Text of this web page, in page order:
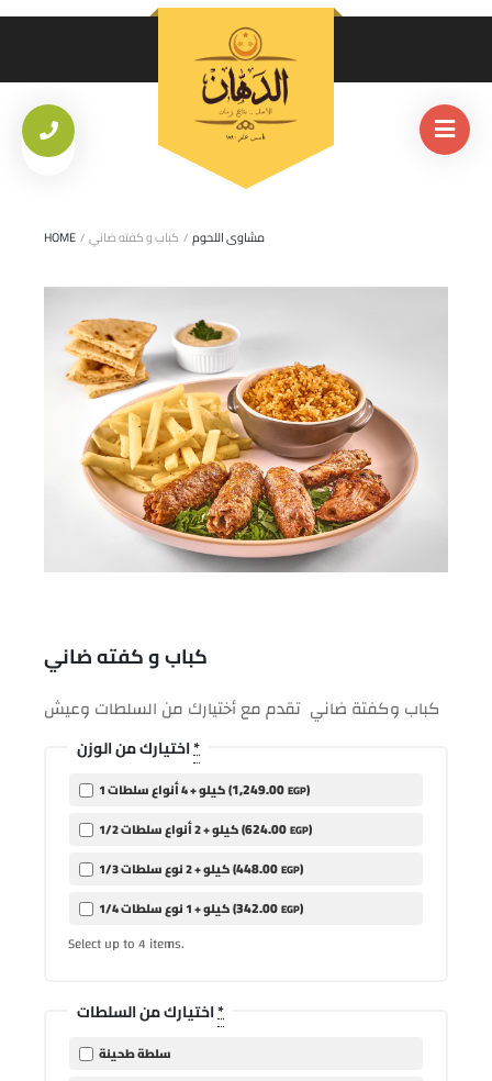
HOME / مشاوى اللحوم / كباب و كفته ضاني
كباب و كفته ضاني
كباب وكفتة ضاني تقدم مع أختيارك من السلطات وعيش
*
1 كيلو + 4 أنواع سلطات (1,249.00EGP)
1/2 كيلو + 2 أنواع سلطات (624.00EGP)
1/3 كيلو + 2 نوع سلطات (448.00EGP)
1/4 كيلو + 1 نوع سلطات (342.00EGP)
Select up to4 items.
*
سلطة طحينة